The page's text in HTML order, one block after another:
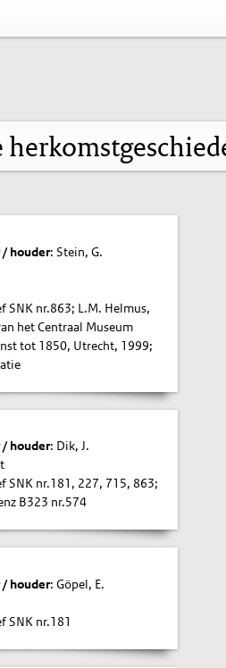
houder: Stein, G.
SNK nr.863; L.M. Helmus,
het Centraal Museum
tot 1850, Utrecht, 1999;
houder: Dik, J.
SNK nr.181, 227, 715, 863;
B323 nr.574
houder: Göpel, E.
SNK nr.181